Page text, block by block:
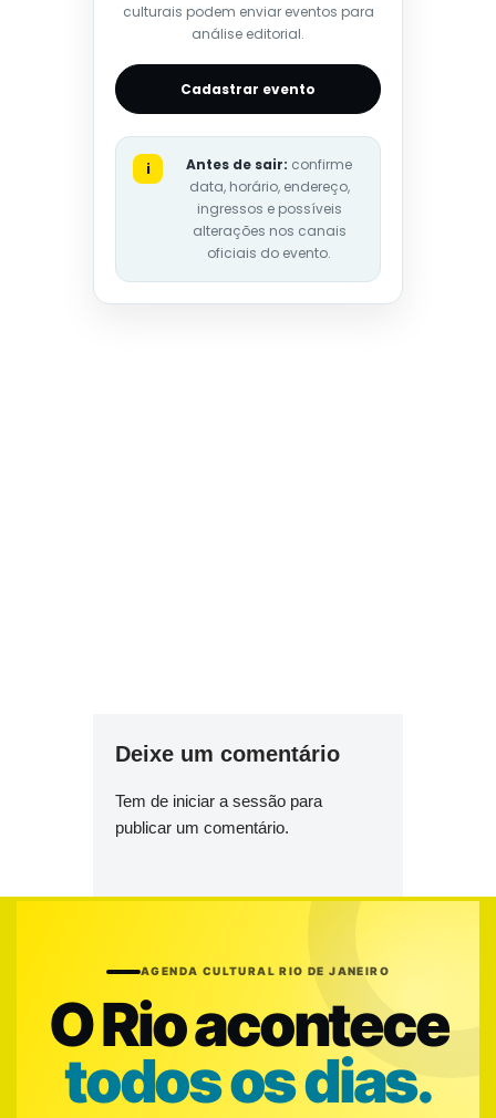
culturais podem enviar eventos para
análise editorial.
Cadastrar evento
i Antes de sair: confirme
data, horário, endereço,
ingressos e possíveis
alterações nos canais
oficiais do evento.
Deixe um comentário
Tem de iniciar a sessão para
publicar um comentário.
AGENDA CULTURAL RIO DE JANEIRO
O Rio acontece
todos os dias.